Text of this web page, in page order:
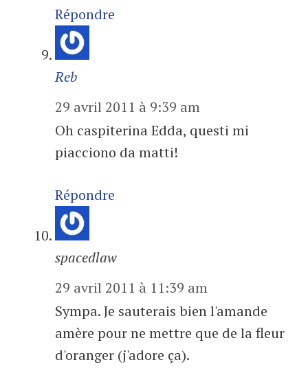
Répondre
Reb
29 avril 2011 à 9:39 am
Oh caspiterina Edda, questi mi
piacciono da matti!
Répondre
spacedlaw
29 avril 2011 à 11:39 am
Sympa. Je sauterais bien l'amande
amère pour ne mettre que de la fleur
d'oranger (j'adore ça).